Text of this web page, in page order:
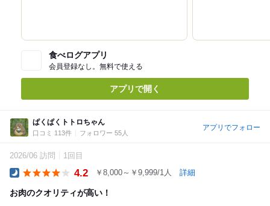
食べログアプリ
会員登録なし。無料で使える
アプリで開く
ぱくぱくトトロちゃん
口コミ 113件 フォロワー 55人
アプリでフォロー
2026/06 訪問 1回目
4.2 ￥8,000～￥9,999/1人 詳細
お肉のクオリティが高い！